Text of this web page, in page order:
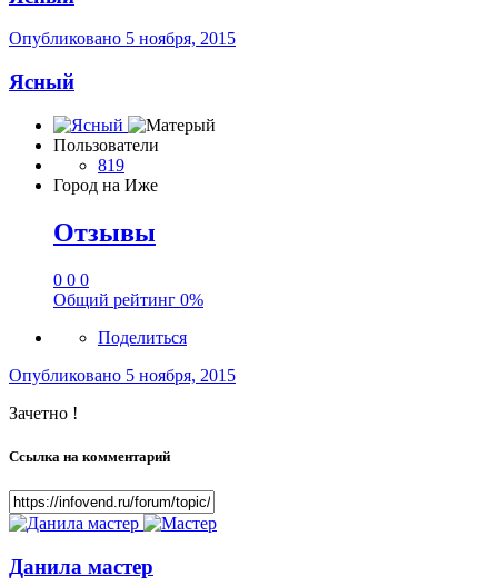
Опубликовано 5 ноября, 2015
Ясный
Пользователи
819
Город на Иже
Отзывы
0 0 0
Общий рейтинг 0%
Поделиться
Опубликовано 5 ноября, 2015
Зачетно !
Ссылка на комментарий
Данила мастер